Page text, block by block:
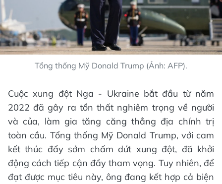
Tổng thống Mỹ Donald Trump (Ảnh: AFP).
Cuộc xung đột Nga - Ukraine bắt đầu từ năm
2022 đã gây ra tổn thất nghiêm trọng về người
và của, làm gia tăng căng thẳng địa chính trị
toàn cầu. Tổng thống Mỹ Donald Trump, với cam
kết thúc đẩy sớm chấm dứt xung đột, đã khởi
động cách tiếp cận đầy tham vọng. Tuy nhiên, để
đạt được mục tiêu này, ông đang kết hợp cả biện